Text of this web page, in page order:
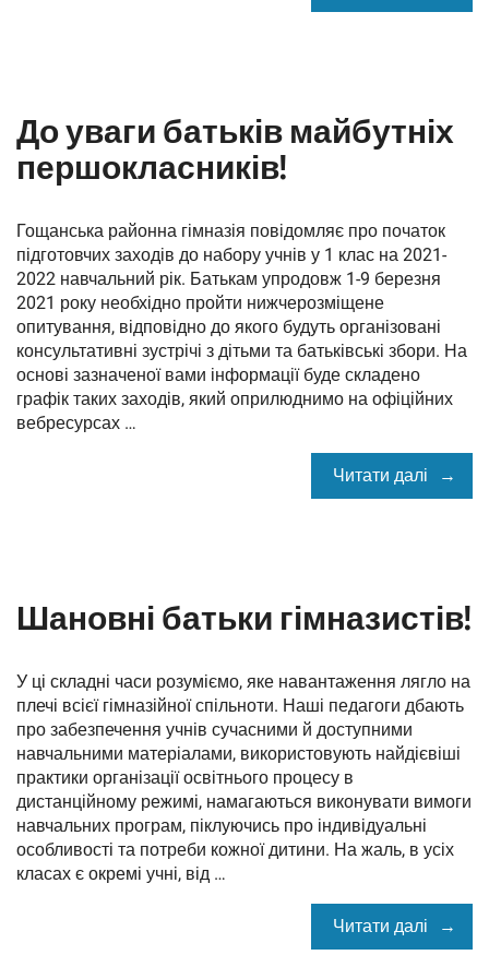
До уваги батьків майбутніх
першокласників!
Гощанська районна гімназія повідомляє про початок
підготовчих заходів до набору учнів у 1 клас на 2021-
2022 навчальний рік. Батькам упродовж 1-9 березня
2021 року необхідно пройти нижчерозміщене
опитування, відповідно до якого будуть організовані
консультативні зустрічі з дітьми та батьківські збори. На
основі зазначеної вами інформації буде складено
графік таких заходів, який оприлюднимо на офіційних
вебресурсах …
Читати далі
Шановні батьки гімназистів!
У ці складні часи розуміємо, яке навантаження лягло на
плечі всієї гімназійної спільноти. Наші педагоги дбають
про забезпечення учнів сучасними й доступними
навчальними матеріалами, використовують найдієвіші
практики організації освітнього процесу в
дистанційному режимі, намагаються виконувати вимоги
навчальних програм, піклуючись про індивідуальні
особливості та потреби кожної дитини. На жаль, в усіх
класах є окремі учні, від …
Читати далі